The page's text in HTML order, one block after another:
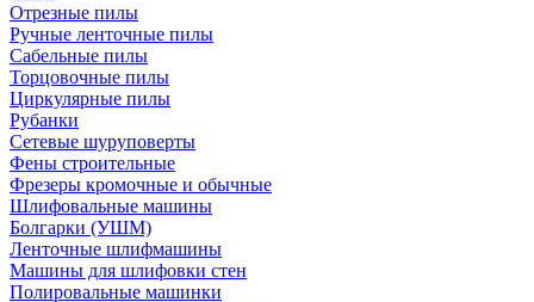
Отрезные пилы
Ручные ленточные пилы
Сабельные пилы
Торцовочные пилы
Циркулярные пилы
Рубанки
Сетевые шуруповерты
Фены строительные
Фрезеры кромочные и обычные
Шлифовальные машины
Болгарки (УШМ)
Ленточные шлифмашины
Машины для шлифовки стен
Полировальные машинки